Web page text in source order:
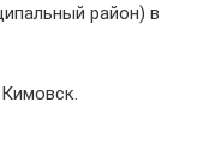
район) в